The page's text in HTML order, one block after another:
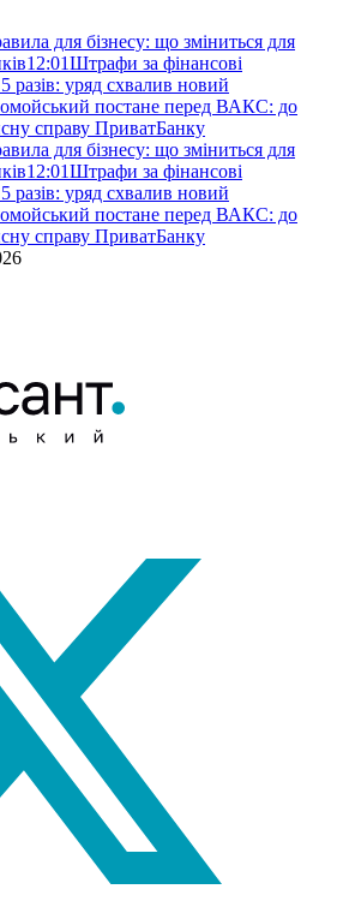
для бізнесу: що зміниться для
12:01Штрафи за фінансові
разів: уряд схвалив новий
постане перед ВАКС: до
справу ПриватБанку
для бізнесу: що зміниться для
12:01Штрафи за фінансові
разів: уряд схвалив новий
постане перед ВАКС: до
справу ПриватБанку